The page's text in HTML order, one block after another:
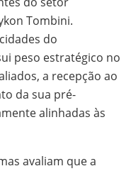
Tombini.
do
peso estratégico no
a recepção ao
da sua pré-
alinhadas às
avaliam que a